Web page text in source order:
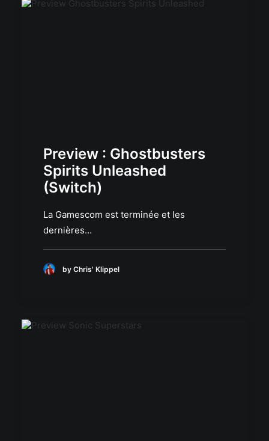
Preview : Ghostbusters
Spirits Unleashed
(Switch)
La Gamescom est terminée et les
dernières…
by Chris' Klippel